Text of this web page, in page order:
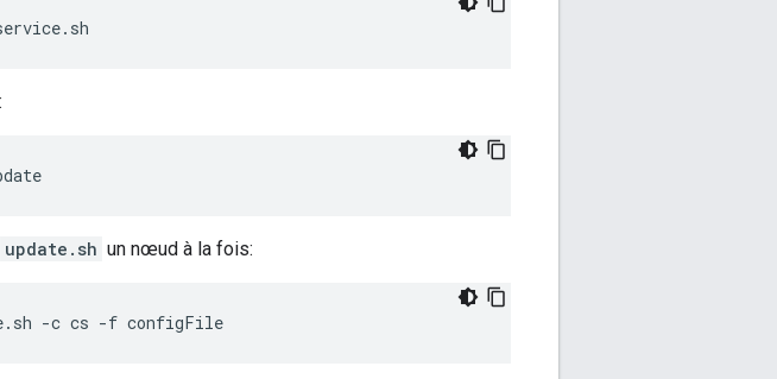
:
update.sh un nœud à la fois:
-c cs -f configFile